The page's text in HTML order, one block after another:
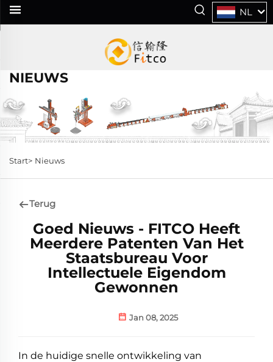
NL
NIEUWS
Start> Nieuws
Terug
Goed Nieuws - FITCO Heeft
Meerdere Patenten Van Het
Staatsbureau Voor
Intellectuele Eigendom
Gewonnen
Jan 08, 2025
In de huidige snelle ontwikkeling van